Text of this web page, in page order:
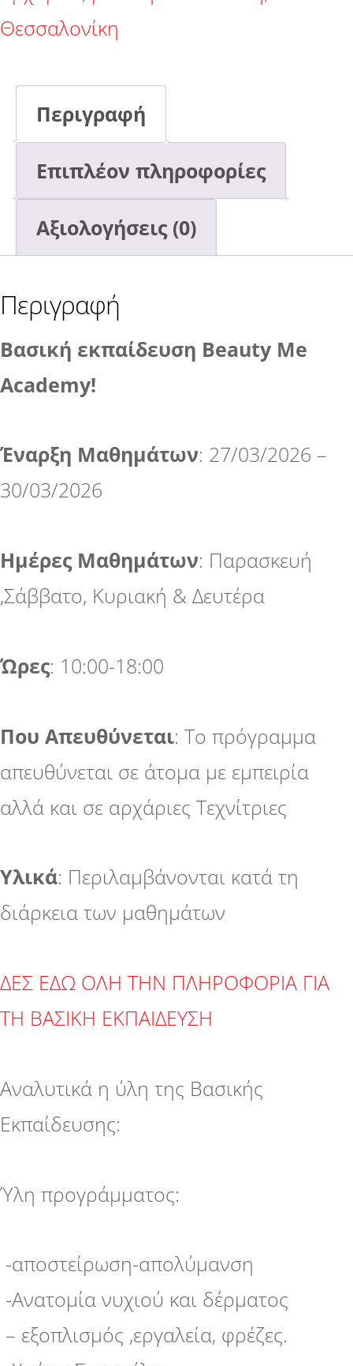
30/03/2026
Θεσσαλονίκη
Περιγραφή
Επιπλέον πληροφορίες
Αξιολογήσεις (0)
Περιγραφή
Βασική εκπαίδευση Beauty Me
Academy!
Έναρξη Μαθημάτων: 27/03/2026 –
30/03/2026
Ημέρες Μαθημάτων: Παρασκευή
,Σάββατο, Κυριακή & Δευτέρα
Ώρες: 10:00-18:00
Που Απευθύνεται: Το πρόγραμμα
απευθύνεται σε άτομα με εμπειρία
αλλά και σε αρχάριες Τεχνίτριες
Υλικά: Περιλαμβάνονται κατά τη
διάρκεια των μαθημάτων
ΔΕΣ ΕΔΩ ΟΛΗ ΤΗΝ ΠΛΗΡΟΦΟΡΙΑ ΓΙΑ
ΤΗ ΒΑΣΙΚΗ ΕΚΠΑΙΔΕΥΣΗ
Αναλυτικά η ύλη της Βασικής
Εκπαίδευσης:
Ύλη προγράμματος:
-αποστείρωση-απολύμανση
-Ανατομία νυχιού και δέρματος
– εξοπλισμός ,εργαλεία, φρέζες.